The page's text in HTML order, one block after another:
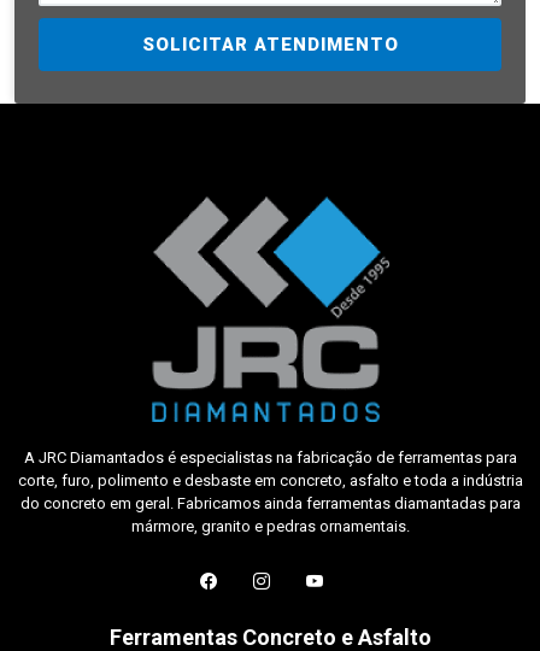
SOLICITAR ATENDIMENTO
A JRC Diamantados é especialistas na fabricação de ferramentas para
corte, furo, polimento e desbaste em concreto, asfalto e toda a indústria
do concreto em geral. Fabricamos ainda ferramentas diamantadas para
mármore, granito e pedras ornamentais.
Ferramentas Concreto e Asfalto